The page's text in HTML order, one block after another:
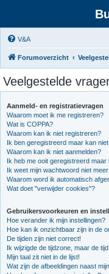
V&A
Forumoverzicht
Veelgestelde
Aanmeld- en registratievragen
Waarom moet ik me registreren?
Wat is COPPA?
Waarom kan ik niet registreren?
Ik ben geregistreerd maar kan
Waarom kan ik niet aanmelden?
Ik heb me ooit geregistreerd
Ik weet mijn wachtwoord niet meer!
Waarom word ik automatisch
Wat doet "verwijder cookies"?
Gebruikersvoorkeuren en
Hoe verander ik mijn instellingen?
Hoe kan ik onzichtbaar zijn in de
De tijden zijn niet correct!
Ik wijzigde de tijdzone, maar de
Mijn taal zit niet in de lijst!
Wat zijn de afbeeldingen naast